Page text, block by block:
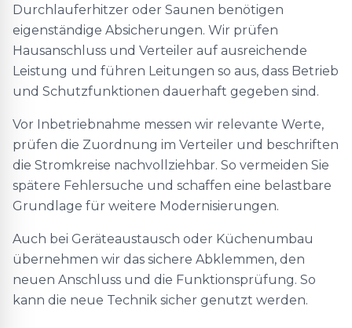
Durchlauferhitzer oder Saunen benötigen
eigenständige Absicherungen. Wir prüfen
Hausanschluss und Verteiler auf ausreichende
Leistung und führen Leitungen so aus, dass Betrieb
und Schutzfunktionen dauerhaft gegeben sind.
Vor Inbetriebnahme messen wir relevante Werte,
prüfen die Zuordnung im Verteiler und beschriften
die Stromkreise nachvollziehbar. So vermeiden Sie
spätere Fehlersuche und schaffen eine belastbare
Grundlage für weitere Modernisierungen.
Auch bei Geräteaustausch oder Küchenumbau
übernehmen wir das sichere Abklemmen, den
neuen Anschluss und die Funktionsprüfung. So
kann die neue Technik sicher genutzt werden.